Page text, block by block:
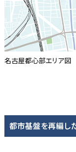
名古屋都心部エリア図
都市基盤を再編し